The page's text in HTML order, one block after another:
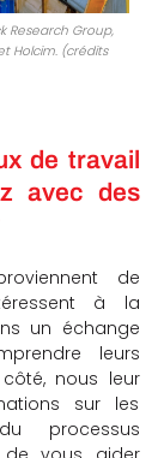
Research Group,
Holcim. (crédits
de travail
avec des
de
à la
un échange
leurs
nous leur
sur les
processus